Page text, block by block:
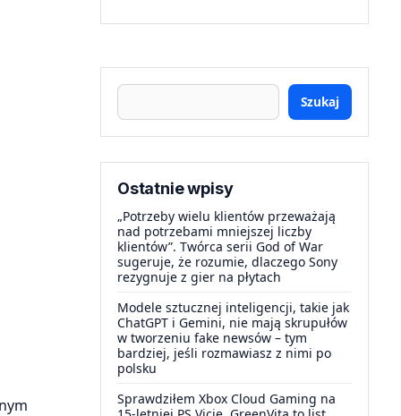
Szukaj
Ostatnie wpisy
„Potrzeby wielu klientów przeważają
nad potrzebami mniejszej liczby
klientów”. Twórca serii God of War
sugeruje, że rozumie, dlaczego Sony
rezygnuje z gier na płytach
Modele sztucznej inteligencji, takie jak
ChatGPT i Gemini, nie mają skrupułów
w tworzeniu fake newsów – tym
bardziej, jeśli rozmawiasz z nimi po
polsku
Sprawdziłem Xbox Cloud Gaming na